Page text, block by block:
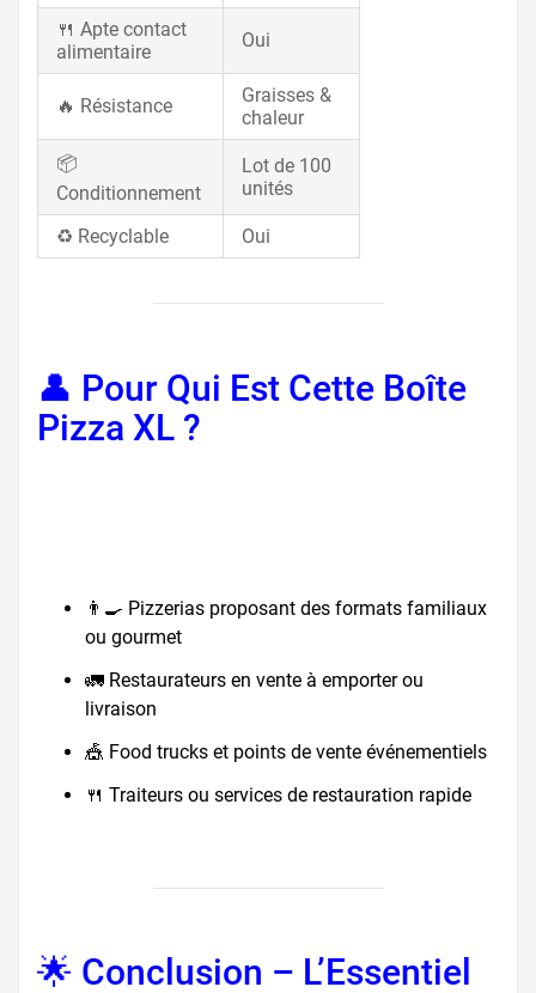
🍴 Apte contact
alimentaire
Oui
🔥 Résistance
Graisses &
chaleur
📦
Conditionnement
Lot de 100
unités
♻️ Recyclable Oui
👤 Pour Qui Est Cette Boîte
Pizza XL ?
👨‍🍳 Pizzerias proposant des formats familiaux
ou gourmet
🚛 Restaurateurs en vente à emporter ou
livraison
🎪 Food trucks et points de vente événementiels
🍴 Traiteurs ou services de restauration rapide
🌟 Conclusion – L’Essentiel